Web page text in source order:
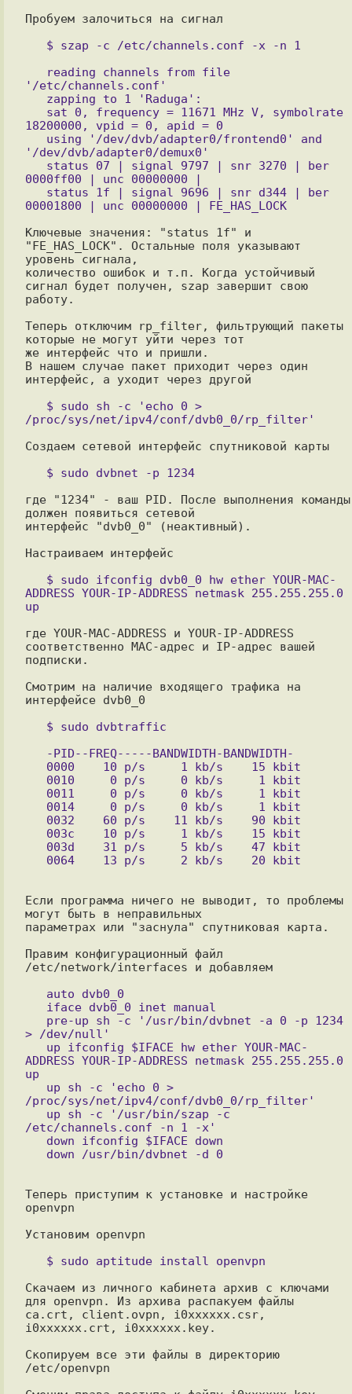
Пробуем залочиться на сигнал
'/etc/channels.conf'
18200000, vpid = 0, apid = 0
'/dev/dvb/adapter0/demux0'
0000ff00 | unc 00000000 |
00001800 | unc 00000000 | FE_HAS_LOCK
Ключевые значения: "status 1f" и
"FE_HAS_LOCK". Остальные поля указывают
уровень сигнала,
количество ошибок и т.п. Когда устойчивый
сигнал будет получен, szap завершит свою
работу.
Теперь отключим rp_filter, фильтрующий пакеты
которые не могут уйти через тот
же интерфейс что и пришли.
В нашем случае пакет приходит через один
интерфейс, а уходит через другой
Создаем сетевой интерфейс спутниковой карты
   $ sudo dvbnet -p 1234
где "1234" - ваш PID. После выполнения команды
должен появиться сетевой
интерфейс "dvb0_0" (неактивный).
Настраиваем интерфейс
ADDRESS YOUR-IP-ADDRESS netmask 255.255.255.0
где YOUR-MAC-ADDRESS и YOUR-IP-ADDRESS
соответственно MAC-адрес и IP-адрес вашей
подписки.
Смотрим на наличие входящего трафика на
интерфейсе dvb0_0
Если программа ничего не выводит, то проблемы
могут быть в неправильных
параметрах или "заснула" спутниковая карта.
Правим конфигурационный файл
/etc/network/interfaces и добавляем
> /dev/null'
ADDRESS YOUR-IP-ADDRESS netmask 255.255.255.0
up
/proc/sys/net/ipv4/conf/dvb0_0/rp_filter'
/etc/channels.conf -n 1 -x'
Теперь приступим к установке и настройке
openvpn
Установим openvpn
Скачаем из личного кабинета архив с ключами
для openvpn. Из архива распакуем файлы
ca.crt, client.ovpn, i0xxxxxx.csr,
i0xxxxxx.crt, i0xxxxxx.key.
Скопируем все эти файлы в директорию
/etc/openvpn